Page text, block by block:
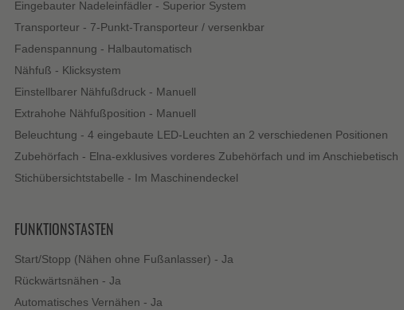
Eingebauter Nadeleinfädler - Superior System
Transporteur - 7-Punkt-Transporteur / versenkbar
Fadenspannung - Halbautomatisch
Nähfuß - Klicksystem
Einstellbarer Nähfußdruck - Manuell
Extrahohe Nähfußposition - Manuell
Beleuchtung - 4 eingebaute LED-Leuchten an 2 verschiedenen Positionen
Zubehörfach - Elna-exklusives vorderes Zubehörfach und im Anschiebetisch
Stichübersichtstabelle - Im Maschinendeckel
FUNKTIONSTASTEN
Start/Stopp (Nähen ohne Fußanlasser) - Ja
Rückwärtsnähen - Ja
Automatisches Vernähen - Ja